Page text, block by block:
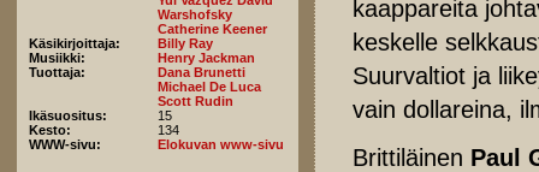
Warshofsky
Catherine Keener
Käsikirjoittaja:
Billy Ray
Musiikki:
Henry Jackman
Tuottaja:
Dana Brunetti
Michael De Luca
Scott Rudin
Ikäsuositus:
15
Kesto:
134
WWW-sivu:
Elokuvan www-sivu
kaappareita
keskelle
Suurvaltiot ja
vain dollareina,
Brittiläinen Paul